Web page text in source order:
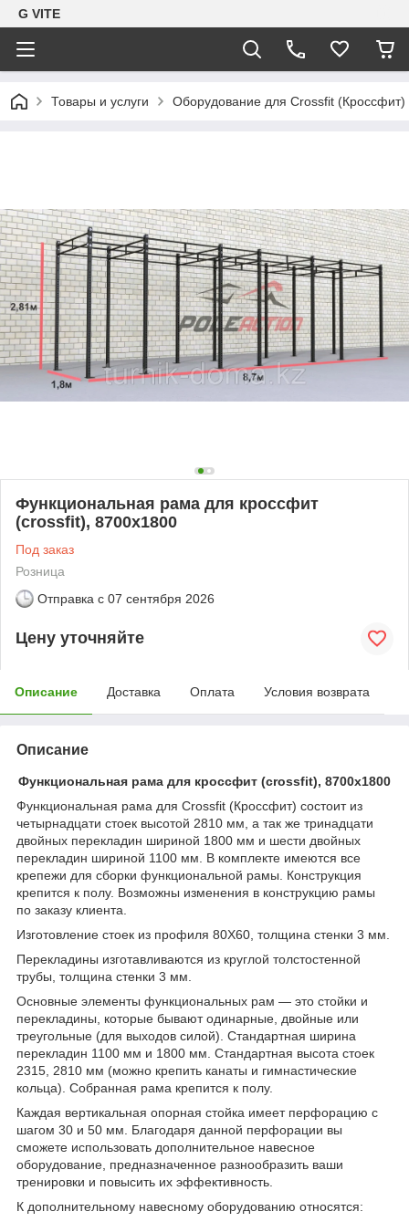
G VITE
Товары и услуги Оборудование для Crossfit (Кроссфит)
Функциональная рама для кроссфит
(crossfit), 8700х1800
Под заказ
Розница
Отправка с 07 сентября 2026
Цену уточняйте
Описание Доставка Оплата Условия возврата
Описание
Функциональная рама для кроссфит (crossfit), 8700х1800
Функциональная рама для Crossfit (Кроссфит) состоит из
четырнадцати стоек высотой 2810 мм, а так же тринадцати
двойных перекладин шириной 1800 мм и шести двойных
перекладин шириной 1100 мм. В комплекте имеются все
крепежи для сборки функциональной рамы. Конструкция
крепится к полу. Возможны изменения в конструкцию рамы
по заказу клиента.
Изготовление стоек из профиля 80Х60, толщина стенки 3 мм.
Перекладины изготавливаются из круглой толстостенной
трубы, толщина стенки 3 мм.
Основные элементы функциональных рам — это стойки и
перекладины, которые бывают одинарные, двойные или
треугольные (для выходов силой). Стандартная ширина
перекладин 1100 мм и 1800 мм. Стандартная высота стоек
2315, 2810 мм (можно крепить канаты и гимнастические
кольца). Собранная рама крепится к полу.
Каждая вертикальная опорная стойка имеет перфорацию с
шагом 30 и 50 мм. Благодаря данной перфорации вы
сможете использовать дополнительное навесное
оборудование, предназначенное разнообразить ваши
тренировки и повысить их эффективность.
К дополнительному навесному оборудованию относятся: